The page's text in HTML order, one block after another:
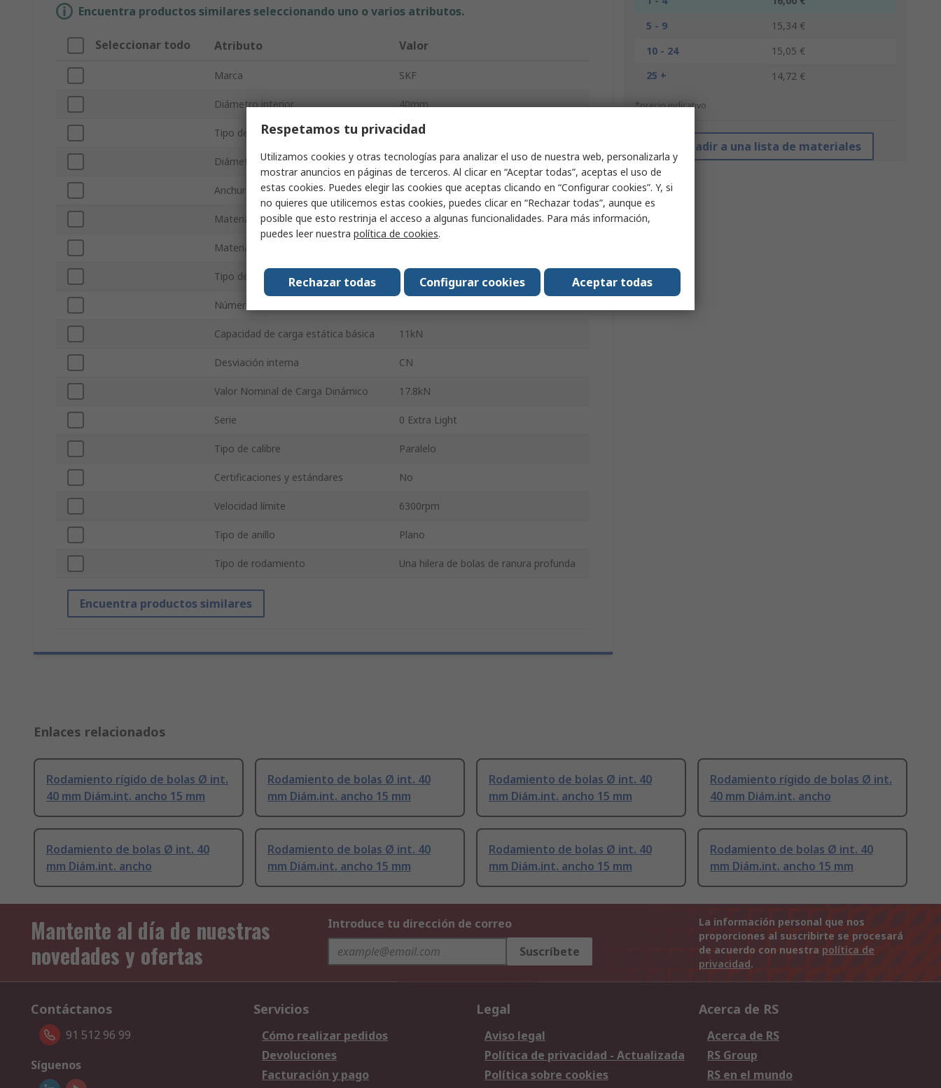
5 - 9
15,34 €
10 - 24
15,05 €
25 +
14,72 €
*precio indicativo
Añadir a una lista de materiales
Encuentra productos similares seleccionando uno o varios atributos.
Seleccionar todo Atributo Valor
Marca SKF
Diámetro interior 40mm
Tipo de producto Rodamiento de bolas
Diámetro exterior 68mm
Anchura del anillo 15mm
Material de la jaula Plancha metálica
Material de bola
Tipo de extremo Sellado
Número de filas
Capacidad de carga estática básica 11kN
Desviación interna CN
Valor Nominal de Carga Dinámico 17.8kN
Serie 0 Extra Light
Tipo de calibre Paralelo
Certificaciones y estándares No
Velocidad límite 6300rpm
Tipo de anillo Plano
Tipo de rodamiento Una hilera de bolas de ranura profunda
Encuentra productos similares
Enlaces relacionados
Rodamiento rígido de bolas Ø int.
40 mm Diám.int. ancho 15 mm
Rodamiento de bolas Ø int. 40
mm Diám.int. ancho 15 mm
Rodamiento de bolas Ø int. 40
mm Diám.int. ancho 15 mm
Rodamiento rígido de bolas Ø int.
40 mm Diám.int. ancho
Rodamiento de bolas Ø int. 40
mm Diám.int. ancho
Rodamiento de bolas Ø int. 40
mm Diám.int. ancho 15 mm
Rodamiento de bolas Ø int. 40
mm Diám.int. ancho 15 mm
Rodamiento de bolas Ø int. 40
mm Diám.int. ancho 15 mm
Mantente al día de nuestras
novedades y ofertas
Introduce tu dirección de correo
Suscríbete
La información personal que nos
proporciones al suscribirte se procesará
de acuerdo con nuestra política de
privacidad.
Contáctanos
91 512 96 99
Síguenos
Servicios
Cómo realizar pedidos
Devoluciones
Facturación y pago
Legal
Aviso legal
Política de privacidad - Actualizada
Política sobre cookies
Acerca de RS
Acerca de RS
RS Group
RS en el mundo
Respetamos tu privacidad
Utilizamos cookies y otras tecnologías para analizar el uso de nuestra web, personalizarla y
mostrar anuncios en páginas de terceros. Al clicar en “Aceptar todas”, aceptas el uso de
estas cookies. Puedes elegir las cookies que aceptas clicando en “Configurar cookies”. Y, si
no quieres que utilicemos estas cookies, puedes clicar en “Rechazar todas”, aunque es
posible que esto restrinja el acceso a algunas funcionalidades. Para más información,
puedes leer nuestra política de cookies.
Aceptar todas
Configurar cookies
Rechazar todas